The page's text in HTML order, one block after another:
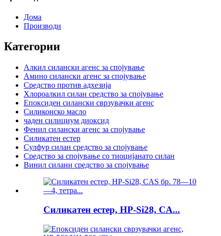
Дома
Производи
Категории
Алкил силански агенс за спојување
Амино силански агенс за спојување
Средство против адхезија
Хлороалкил силан средство за спојување
Епоксиден силански сврзувачки агенс
Силиконско масло
чаден силициум диоксид
Фенил силански агенс за спојување
Силикатен естер
Сулфур силан средство за спојување
Средство за спојување со тиоцијанато силан
Винил силани средство за спојување
Силикатен естер, HP-Si28, CA...